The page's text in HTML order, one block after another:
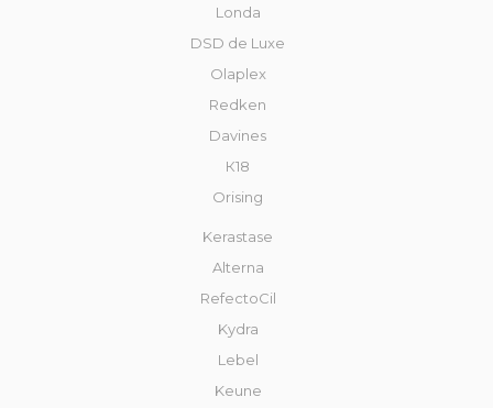
Londa
DSD de Luxe
Olaplex
Redken
Davines
К18
Orising
Kerastase
Alterna
RefectoCil
Kydra
Lebel
Keune